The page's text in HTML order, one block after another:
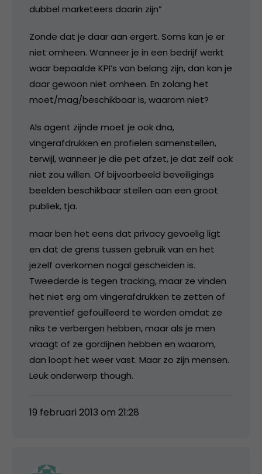
dubbel marketeers daarin zijn”
Zonde dat je daar aan ergert. Soms kan je er
niet omheen. Wanneer je in een bedrijf werkt
waar bepaalde KPI’s van belang zijn, dan kan je
daar gewoon niet omheen. En zolang het
moet/mag/beschikbaar is, waarom niet?
Als agent zijnde moet je ook dna,
vingerafdrukken en profielen samenstellen,
terwijl, wanneer je die pet afzet, je dat zelf ook
niet zou willen. Of bijvoorbeeld beveiligings
beelden beschikbaar stellen aan een groot
publiek, tja.
maar ben het eens dat privacy gevoelig ligt
en dat de grens tussen gebruik van en het
jezelf overkomen nogal gescheiden is.
Tweederde is tegen tracking, maar ze vinden
het niet erg om vingerafdrukken te zetten of
preventief gefouilleerd te worden omdat ze
niks te verbergen hebben, maar als je men
vraagt of ze gordijnen hebben en waarom,
dan loopt het weer vast. Maar zo zijn mensen.
Leuk onderwerp though.
19 februari 2013 om 21:28